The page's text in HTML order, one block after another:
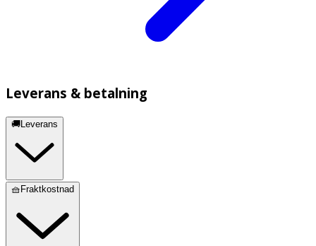
Leverans & betalning
🚚Leverans
🧺Fraktkostnad